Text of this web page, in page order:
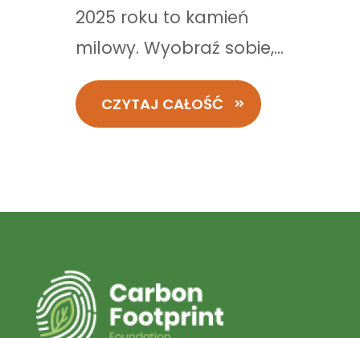
2025 roku to kamień
milowy. Wyobraź sobie,...
CZYTAJ CAŁOŚĆ